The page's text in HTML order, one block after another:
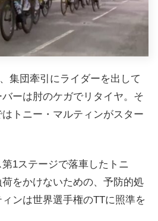
集団牽引にライダーを出して
ーは肘のケガでリタイヤ。そ
トニー・マルティンがスター
1ステージで落車したトニ
をかけないための、予防的処
ンは世界選手権のTTに照準を